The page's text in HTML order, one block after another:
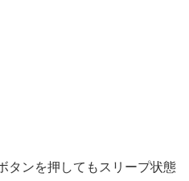
タンを押してもスリープ状態